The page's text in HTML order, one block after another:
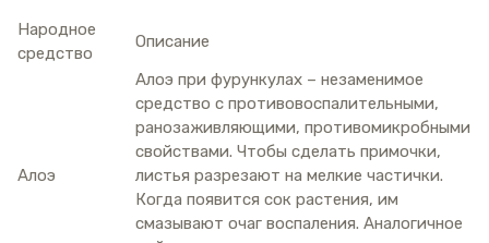
Народное
средство
Описание
Алоэ
Алоэ при фурункулах – незаменимое
средство с противовоспалительными,
ранозаживляющими, противомикробными
свойствами. Чтобы сделать примочки,
листья разрезают на мелкие частички.
Когда появится сок растения, им
смазывают очаг воспаления. Аналогичное